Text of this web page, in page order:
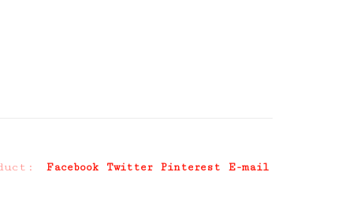
Facebook Twitter Pinterest E-mail